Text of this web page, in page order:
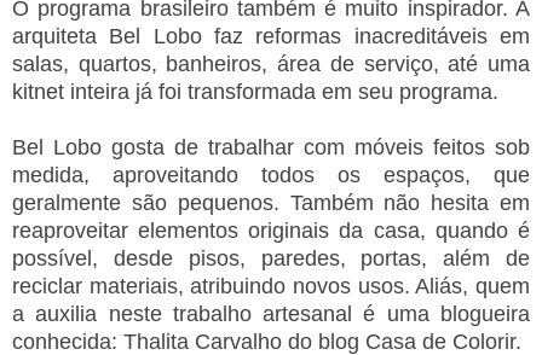
O programa brasileiro também é muito inspirador. A
arquiteta Bel Lobo faz reformas inacreditáveis em
salas, quartos, banheiros, área de serviço, até uma
kitnet inteira já foi transformada em seu programa.
Bel Lobo gosta de trabalhar com móveis feitos sob
medida, aproveitando todos os espaços, que
geralmente são pequenos. Também não hesita em
reaproveitar elementos originais da casa, quando é
possível, desde pisos, paredes, portas, além de
reciclar materiais, atribuindo novos usos. Aliás, quem
a auxilia neste trabalho artesanal é uma blogueira
conhecida: Thalita Carvalho do blog Casa de Colorir.